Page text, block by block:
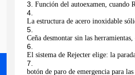
Función del autoexamen,
La estructura de acero inoxidable
Ceña desmontar sin las
El sistema de Rejecter elige: la
botón de paro de emergencia para